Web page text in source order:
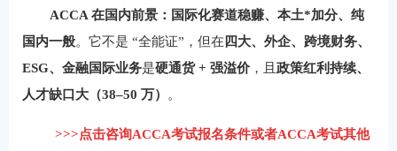
ACCA 在国内前景：国际化赛道稳赚、本土*加分、纯
国内一般。它不是 “全能证”，但在四大、外企、跨境财务、
ESG、金融国际业务是硬通货 + 强溢价 ，且 政策红利持续、
人才缺口大（38–50 万）
。
>>>点击咨询ACCA考试报名条件或者ACCA考试其他